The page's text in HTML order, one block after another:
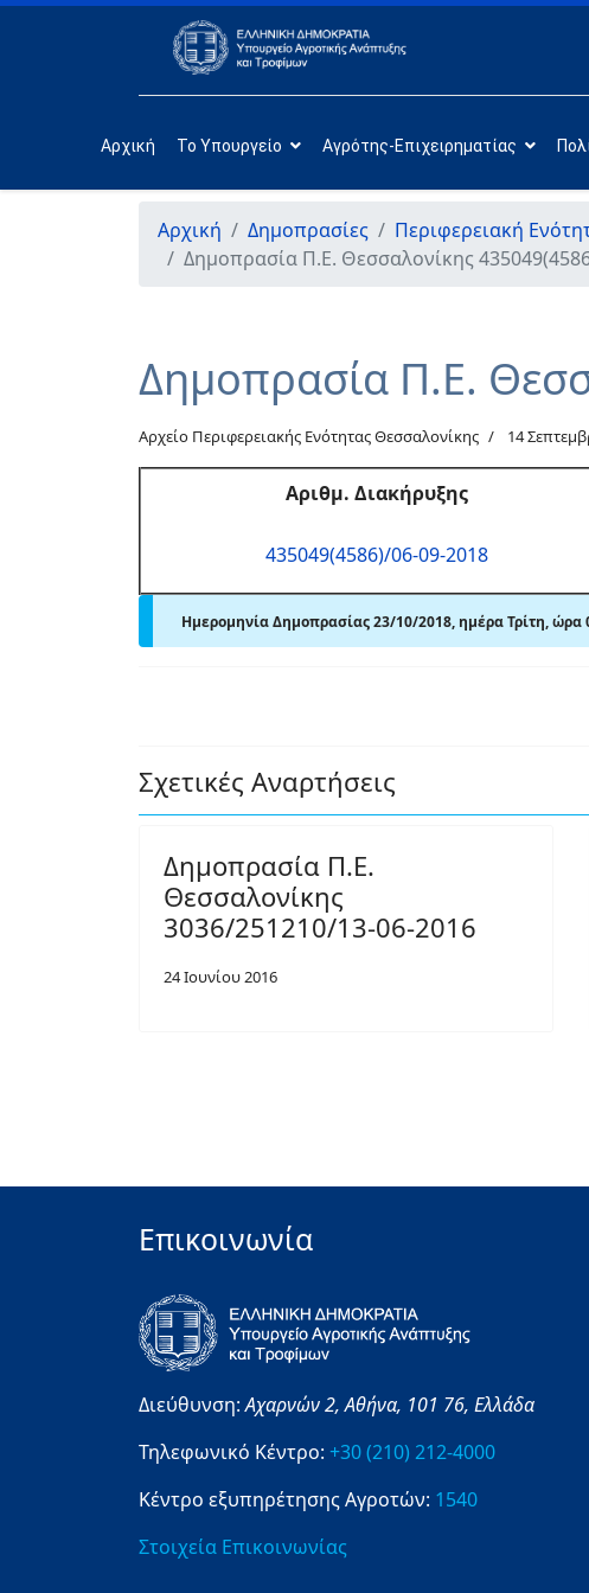
Αρχική Το Υπουργείο Αγρότης-Επιχειρηματίας
Αρχική Δημοπρασίες Περιφερειακή
Δημοπρασία Π.Ε. Θεσσαλονίκης
Δημοπρασία Π.Ε.
Αρχείο Περιφερειακής Ενότητας Θεσσαλονίκης 14
Αριθμ. Διακήρυξης
435049(4586)/06-09-2018
Ημερομηνία Δημοπρασίας 23/10/2018, ημέρα Τρίτη, ώρα
Σχετικές Αναρτήσεις
Δημοπρασία Π.Ε.
Θεσσαλονίκης
3036/251210/13-06-2016
24 Ιουνίου 2016
Επικοινωνία
Διεύθυνση:Αχαρνών 2,Αθήνα, 101 76, Ελλάδα
Τηλεφωνικό Κέντρο: +30 (210) 212-4000
Κέντρο εξυπηρέτησης Αγροτών: 1540
Στοιχεία Επικοινωνίας